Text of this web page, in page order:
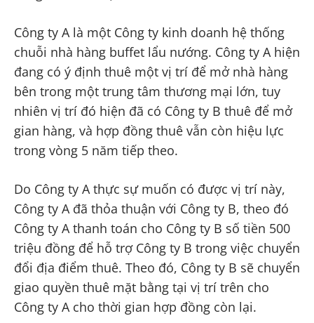
Công ty A là một Công ty kinh doanh hệ thống
chuỗi nhà hàng buffet lẩu nướng. Công ty A hiện
đang có ý định thuê một vị trí để mở nhà hàng
bên trong một trung tâm thương mại lớn, tuy
nhiên vị trí đó hiện đã có Công ty B thuê để mở
gian hàng, và hợp đồng thuê vẫn còn hiệu lực
trong vòng 5 năm tiếp theo.
Do Công ty A thực sự muốn có được vị trí này,
Công ty A đã thỏa thuận với Công ty B, theo đó
Công ty A thanh toán cho Công ty B số tiền 500
triệu đồng để hỗ trợ Công ty B trong việc chuyển
đổi địa điểm thuê. Theo đó, Công ty B sẽ chuyển
giao quyền thuê mặt bằng tại vị trí trên cho
Công ty A cho thời gian hợp đồng còn lại.